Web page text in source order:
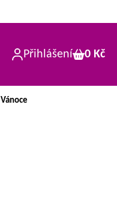
Přihlášení 0 Kč
Vánoce